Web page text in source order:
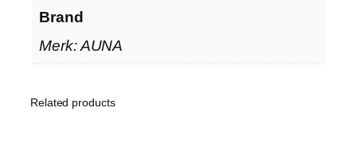
Brand
Merk: AUNA
Related products